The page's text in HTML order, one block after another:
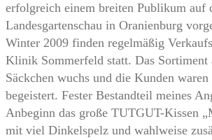
erfolgreich einem breiten Publikum auf
Landesgartenschau in Oranienburg
Winter 2009 finden regelmäßig
Klinik Sommerfeld statt. Das Sortiment
Säckchen wuchs und die Kunden
begeistert. Fester Bestandteil meines
Anbeginn das große TUTGUT-Kissen
mit viel Dinkelspelz und wahlweise